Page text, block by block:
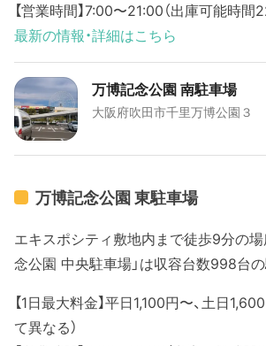
【営業時間】7:00〜21:00（出庫可能時間
最新の情報・詳細はこちら
万博記念公園 南駐車場
大阪府吹田市千里万博公園３
万博記念公園 東駐車場
エキスポシティ敷地内まで徒歩9分の場
念公園 中央駐車場」は収容台数998台の
【1日最大料金】平日1,100円〜、土日
て異なる）